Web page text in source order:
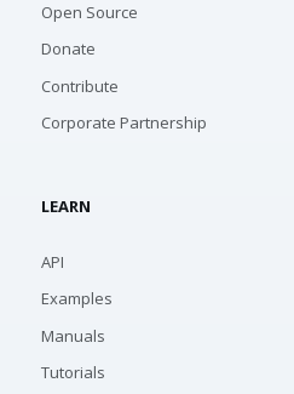
Open Source
Donate
Contribute
Corporate Partnership
LEARN
API
Examples
Manuals
Tutorials